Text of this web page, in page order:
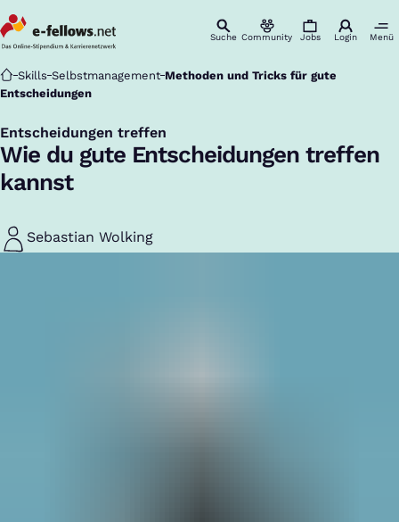
Suche Community Jobs Login Menü
Startseite
Skills Selbstmanagement Methoden und Tricks für gute
Entscheidungen
Entscheidungen treffen
:
Wie du gute Entscheidungen treffen
kannst
Sebastian Wolking